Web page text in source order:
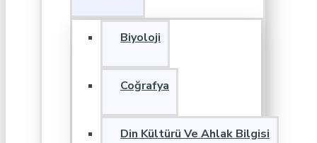
Biyoloji
Coğrafya
Din Kültürü Ve Ahlak Bilgisi